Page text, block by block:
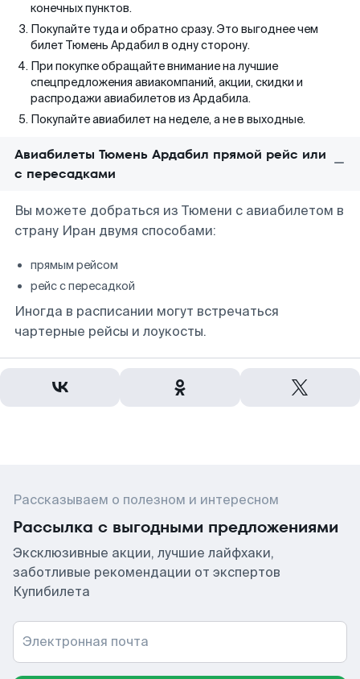
конечных пунктов.
Покупайте туда и обратно сразу. Это выгоднее чем
билет Тюмень Ардабил в одну сторону.
При покупке обращайте внимание на лучшие
спецпредложения авиакомпаний, акции, скидки и
распродажи авиабилетов из Ардабила.
Покупайте авиабилет на неделе, а не в выходные.
Авиабилеты Тюмень Ардабил прямой рейс или
с пересадками
Вы можете добраться из Тюмени с авиабилетом в
страну Иран двумя способами:
прямым рейсом
рейс с пересадкой
Иногда в расписании могут встречаться
чартерные рейсы и лоукосты.
Рассказываем о полезном и интересном
Рассылка с выгодными предложениями
Эксклюзивные акции, лучшие лайфхаки,
заботливые рекомендации от экспертов
Купибилета
Электронная почта